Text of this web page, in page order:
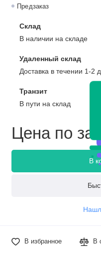
Предзаказ
Склад
В наличии на складе
Удаленный склад
Доставка в течении 1-2
Транзит
В пути на склад
Цена по
В
В избранное В